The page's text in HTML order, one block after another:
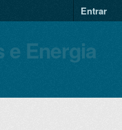
Entrar
e Energia